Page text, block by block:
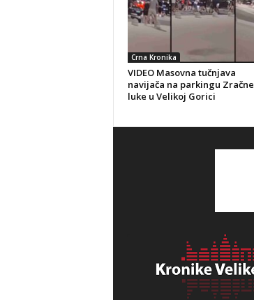
Crna Kronika
VIDEO Masovna tučnjava
navijača na parkingu Zračne
luke u Velikoj Gorici